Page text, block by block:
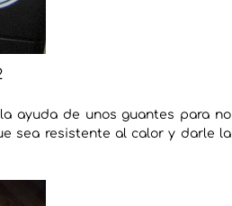
ayuda de unos guantes para no
sea resistente al calor y darle la